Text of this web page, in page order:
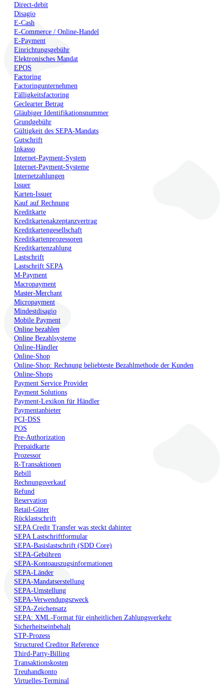
Direct-debit
Disagio
E-Cash
E-Commerce / Online-Handel
E-Payment
Einrichtungsgebühr
Elektronisches Mandat
EPOS
Factoring
Factoringunternehmen
Fälligkeitsfactoring
Geclearter Betrag
Gläubiger Identifikationsnummer
Grundgebühr
Gültigkeit des SEPA-Mandats
Gutschrift
Inkasso
Internet-Payment-System
Internet-Payment-Systeme
Internetzahlungen
Issuer
Karten-Issuer
Kauf auf Rechnung
Kreditkarte
Kreditkartenakzeptanzvertrag
Kreditkartengesellschaft
Kreditkartenprozessoren
Kreditkartenzahlung
Lastschrift
Lastschrift SEPA
M-Payment
Macropayment
Master-Merchant
Micropayment
Mindestdisagio
Mobile Payment
Online bezahlen
Online Bezahlsysteme
Online-Händler
Online-Shop
Online-Shop: Rechnung beliebteste Bezahlmethode der Kunden
Online-Shops
Payment Service Provider
Payment Solutions
Payment-Lexikon für Händler
Paymentanbieter
PCI-DSS
POS
Pre-Authorization
Prepaidkarte
Prozessor
R-Transaktionen
Rebill
Rechnungsverkauf
Refund
Reservation
Retail-Güter
Rücklastschrift
SEPA Credit Transfer was steckt dahinter
SEPA Lastschriftformular
SEPA-Basislastschrift (SDD Core)
SEPA-Gebühren
SEPA-Kontoauszugsinformationen
SEPA-Länder
SEPA-Mandatserstellung
SEPA-Umstellung
SEPA-Verwendungszweck
SEPA-Zeichensatz
SEPA: XML-Format für einheitlichen Zahlungsverkehr
Sicherheitseinbehalt
STP-Prozess
Structured Creditor Reference
Third-Party-Billing
Transaktionskosten
Treuhandkonto
Virtuelles-Terminal